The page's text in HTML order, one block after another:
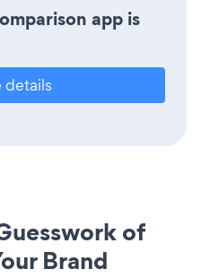
app is
details
of
Brand